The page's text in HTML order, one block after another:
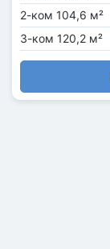
2-ком 104,6 м²
3-ком 120,2 м²